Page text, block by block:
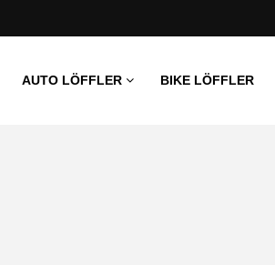
AUTO LÖFFLER BIKE LÖFFLER